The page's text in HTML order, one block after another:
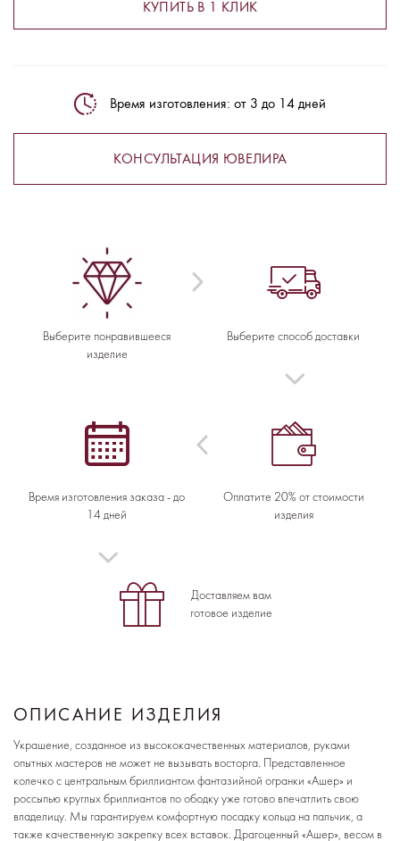
КУПИТЬ В 1 КЛИК
Время изготовления: от 3 до 14 дней
КОНСУЛЬТАЦИЯ ЮВЕЛИРА
Выберите понравившееся
изделие
Выберите способ доставки
Оплатите 20% от стоимости
изделия
Время изготовления заказа - до
14 дней
Доставляем вам
готовое изделие
ОПИСАНИЕ ИЗДЕЛИЯ
Украшение, созданное из высококачественных материалов, руками
опытных мастеров не может не вызывать восторга. Представленное
колечко с центральным бриллиантом фантазийной огранки «Ашер» и
россыпью круглых бриллиантов по ободку уже готово впечатлить свою
владелицу. Мы гарантируем комфортную посадку кольца на пальчик, а
также качественную закрепку всех вставок. Драгоценный «Ашер», весом в